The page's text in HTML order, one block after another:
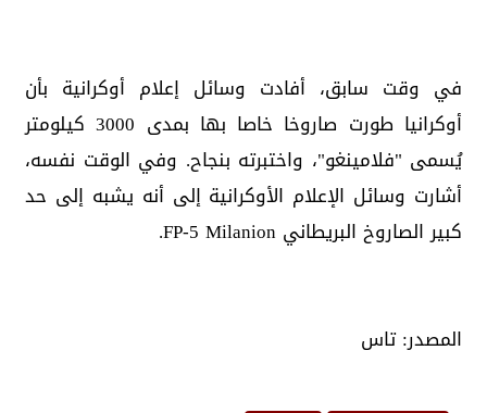
في وقت سابق، أفادت وسائل إعلام أوكرانية بأن
أوكرانيا طورت صاروخا خاصا بها بمدى 3000 كيلومتر
يُسمى "فلامينغو"، واختبرته بنجاح. وفي الوقت نفسه،
أشارت وسائل الإعلام الأوكرانية إلى أنه يشبه إلى حد
كبير الصاروخ البريطاني FP-5 Milanion.
المصدر: تاس